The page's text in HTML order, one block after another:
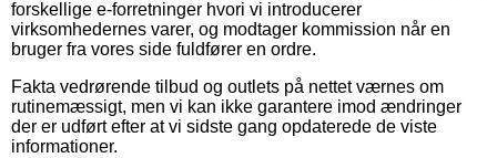
forskellige e-forretninger hvori vi introducerer
virksomhedernes varer, og modtager kommission når en
bruger fra vores side fuldfører en ordre.
Fakta vedrørende tilbud og outlets på nettet værnes om
rutinemæssigt, men vi kan ikke garantere imod ændringer
der er udført efter at vi sidste gang opdaterede de viste
informationer.